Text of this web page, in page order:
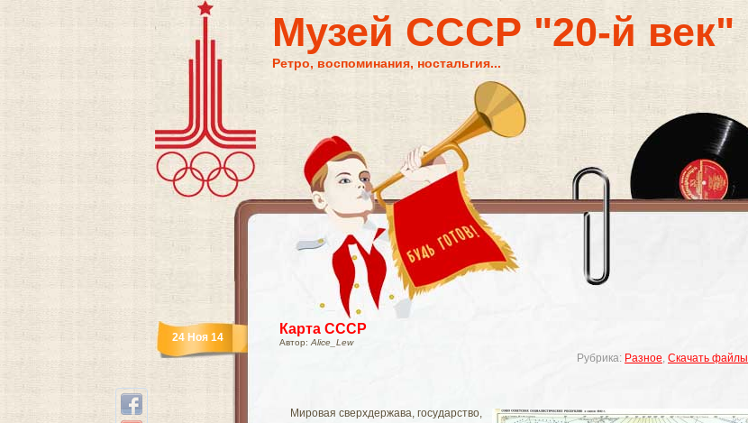
Музей СССР "20-й век"
Ретро, воспоминания, ностальгия...
Карта СССР
Автор: Alice_Lew
Рубрика: Разное, Скачать файлы
24 Ноя 14
Мировая сверхдержава, государство,